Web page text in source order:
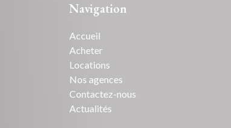
Navigation
Accueil
Acheter
Locations
Nos agences
Contactez-nous
Actualités